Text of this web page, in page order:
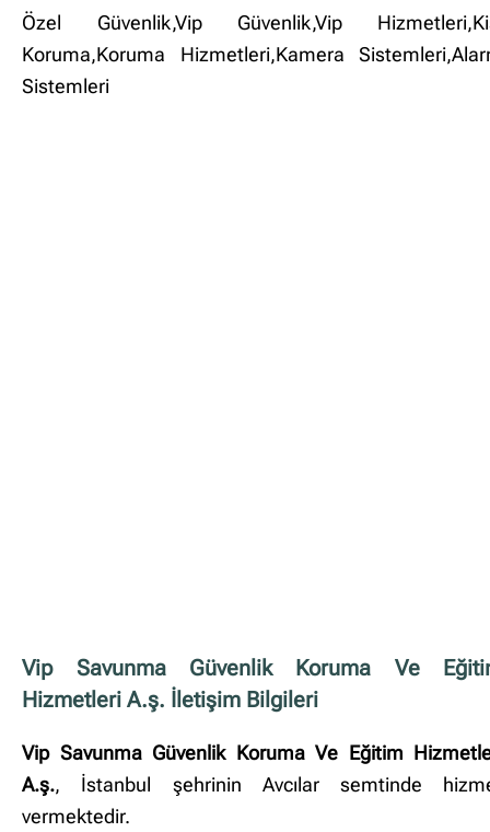
Özel Güvenlik,Vip Güvenlik,Vip
Koruma,Koruma Hizmetleri,Kamera
Sistemleri
Vip Savunma Güvenlik Koruma Ve
Hizmetleri A.ş. İletişim Bilgileri
Vip Savunma Güvenlik Koruma Ve Eğitim
A.ş., İstanbul şehrinin Avcılar semtinde
vermektedir.